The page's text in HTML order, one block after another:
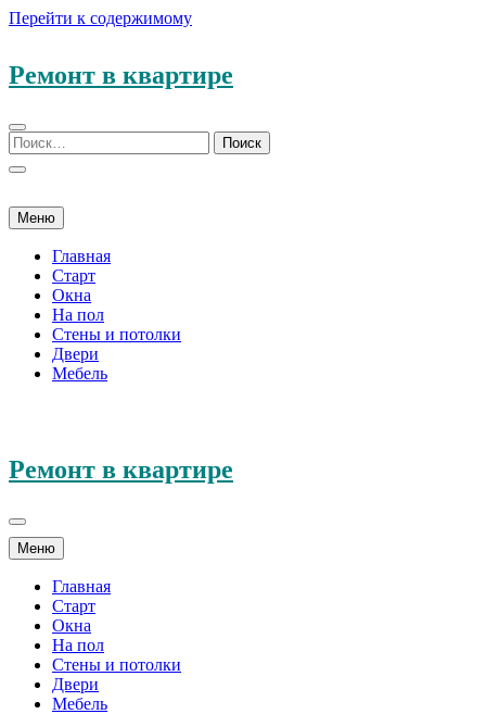
Перейти к содержимому
Ремонт в квартире
Меню
Главная
Старт
Окна
На пол
Стены и потолки
Двери
Мебель
Ремонт в квартире
Меню
Главная
Старт
Окна
На пол
Стены и потолки
Двери
Мебель